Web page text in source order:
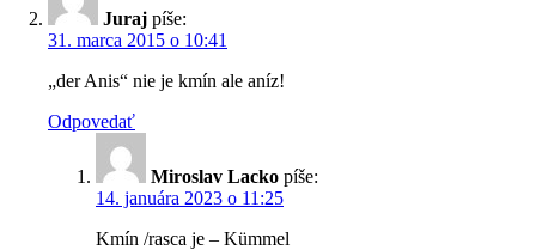
Juraj píše:
31. marca 2015 o 10:41
„der Anis“ nie je kmín ale aníz!
Odpovedať
Miroslav Lacko píše:
14. januára 2023 o 11:25
Kmín /rasca je – Kümmel